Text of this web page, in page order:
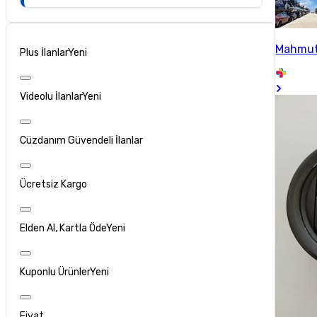
Plus İlanlarYeni
Videolu İlanlarYeni
Cüzdanım Güvendeli İlanlar
Ücretsiz Kargo
Elden Al, Kartla ÖdeYeni
Kuponlu ÜrünlerYeni